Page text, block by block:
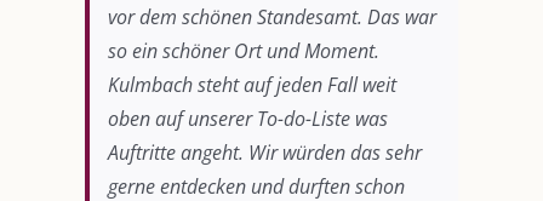
vor dem schönen Standesamt. Das war
so ein schöner Ort und Moment.
Kulmbach steht auf jeden Fall weit
oben auf unserer To-do-Liste was
Auftritte angeht. Wir würden das sehr
gerne entdecken und durften schon